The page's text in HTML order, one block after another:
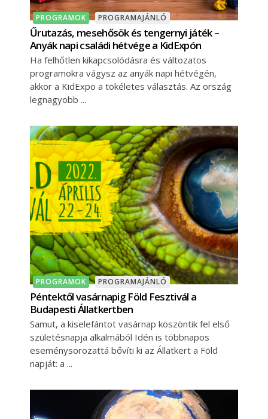
PROGRAMOK PROGRAMAJÁNLÓ
Űrutazás, mesehősök és tengernyi játék –
Anyák napi családi hétvége a KidExpón
Ha felhőtlen kikapcsolódásra és változatos
programokra vágysz az anyák napi hétvégén,
akkor a KidExpo a tökéletes választás. Az ország
legnagyobb
PROGRAMOK PROGRAMAJÁNLÓ
Péntektől vasárnapig Föld Fesztivál a
Budapesti Állatkertben
Samut, a kiselefántot vasárnap köszöntik fel első
születésnapja alkalmából Idén is többnapos
eseménysorozattá bővíti ki az Állatkert a Föld
napját: a